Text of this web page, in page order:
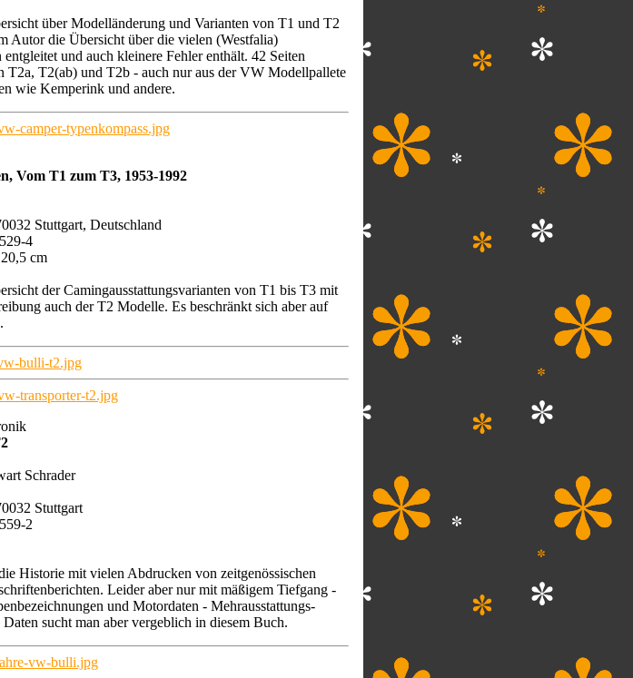
über Modelländerung und Varianten von T1 und T2
Autor die Übersicht über die vielen (Westfalia)
entgleitet und auch kleinere Fehler enthält. 42 Seiten
T2a, T2(ab) und T2b - auch nur aus der VW Modellpallete
wie Kemperink und andere.
Vom T1 zum T3, 1953-1992
Stuttgart, Deutschland
4
cm
der Camingausstattungsvarianten von T1 bis T3 mit
auch der T2 Modelle. Es beschränkt sich aber auf
Schrader
Stuttgart
2
Historie mit vielen Abdrucken von zeitgenössischen
Leider aber nur mit mäßigem Tiefgang -
und Motordaten - Mehrausstattungs-
sucht man aber vergeblich in diesem Buch.